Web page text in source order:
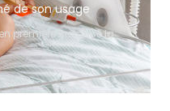
de son usage
première instance la